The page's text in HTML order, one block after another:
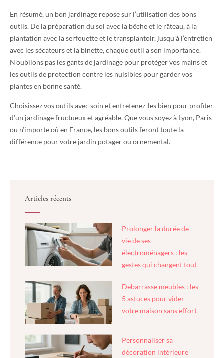
En résumé, un bon jardinage repose sur l’utilisation des bons
outils. De la préparation du sol avec la bêche et le râteau, à la
plantation avec la serfouette et le transplantoir, jusqu’à l’entretien
avec les sécateurs et la binette, chaque outil a son importance.
N’oublions pas les gants de jardinage pour protéger vos mains et
les outils de protection contre les nuisibles pour garder vos
plantes en bonne santé.
Choisissez vos outils avec soin et entretenez-les bien pour profiter
d’un jardinage fructueux et agréable. Que vous soyez à Lyon, Paris
ou n’importe où en France, les bons outils feront toute la
différence pour votre jardin potager ou ornemental.
Articles récents
Prolonger la durée de
vie de ses
électroménagers : les
gestes qui changent tout
Debarrasse meubles : les
5 astuces pour vider
votre maison sans effort
Personnaliser sa
décoration intérieure